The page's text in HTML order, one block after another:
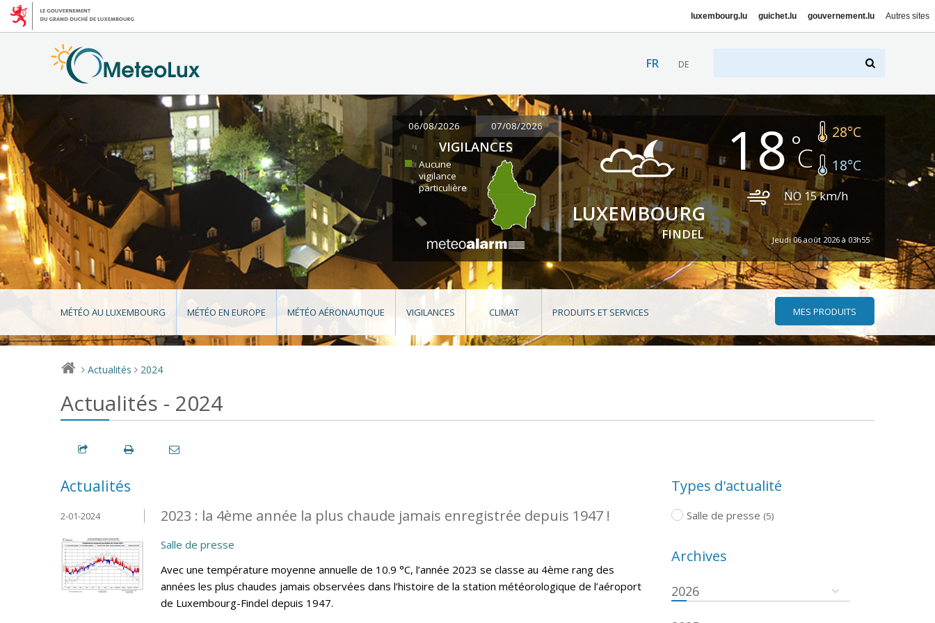
luxembourg.lu guichet.lu gouvernement.lu Autres sites
FR DE
06/08/2026 07/08/2026
VIGILANCES
Aucune
vigilance
particulière
LUXEMBOURG
FINDEL
18 28°C
18°C
NO 15km/h
Jeudi 06 août 2026 à 03h55
MÉTÉO AU LUXEMBOURG MÉTÉO EN EUROPE MÉTÉO AÉRONAUTIQUE VIGILANCES CLIMAT PRODUITS ET SERVICES MES PRODUITS
> Actualités > 2024
Actualités - 2024
Actualités
2023 : la 4ème année la plus chaude jamais enregistrée depuis 1947 !
2-01-2024
Salle de presse
Avec une température moyenne annuelle de 10.9 °C, l’année 2023 se classe au 4ème rang des
années les plus chaudes jamais observées dans l’histoire de la station météorologique de l’aéroport
de Luxembourg-Findel depuis 1947.
Types d'actualité
Salle de presse (5)
Archives
2026